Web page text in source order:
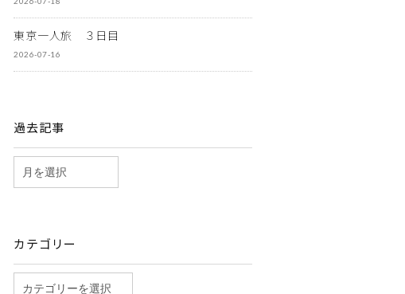
東京一人旅 ３日目
2026-07-16
過去記事
カテゴリー